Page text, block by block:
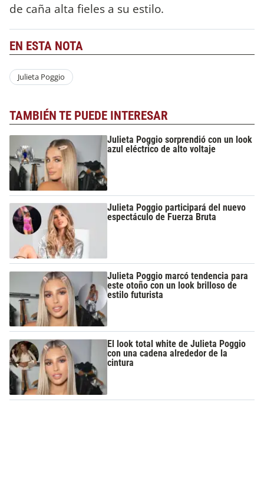
de caña alta fieles a su estilo.
EN ESTA NOTA
Julieta Poggio
TAMBIÉN TE PUEDE INTERESAR
Julieta Poggio sorprendió con un look
azul eléctrico de alto voltaje
Julieta Poggio participará del nuevo
espectáculo de Fuerza Bruta
Julieta Poggio marcó tendencia para
este otoño con un look brilloso de
estilo futurista
El look total white de Julieta Poggio
con una cadena alrededor de la
cintura